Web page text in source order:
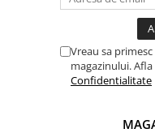
Vreau sa
magazinului.
Confidentialitate